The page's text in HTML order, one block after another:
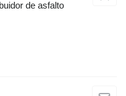
de asfalto